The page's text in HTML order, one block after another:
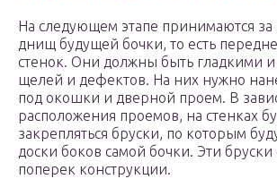
На следующем этапе принимаются за
днищ будущей бочки, то есть
стенок. Они должны быть гладкими
щелей и дефектов. На них нужно
под окошки и дверной проем. В
расположения проемов, на стенках
закрепляться бруски, по которым
доски боков самой бочки. Эти
поперек конструкции.